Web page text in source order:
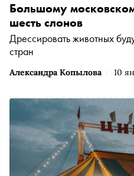
Александра Копылова 10
Большому
шесть слонов
Дрессировать животных
стран